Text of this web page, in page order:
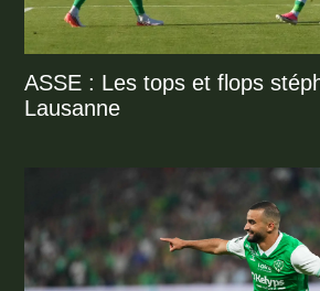
ASSE : Les tops et flops
Lausanne